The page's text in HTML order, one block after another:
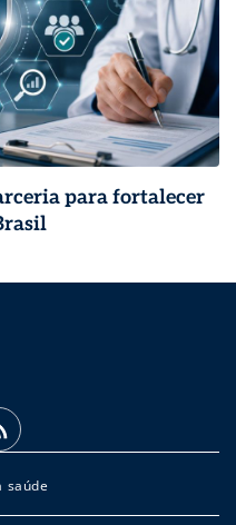
para fortalecer
saúde